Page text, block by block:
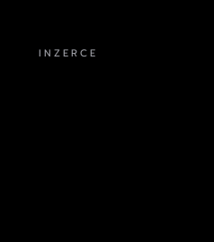
INZERCE